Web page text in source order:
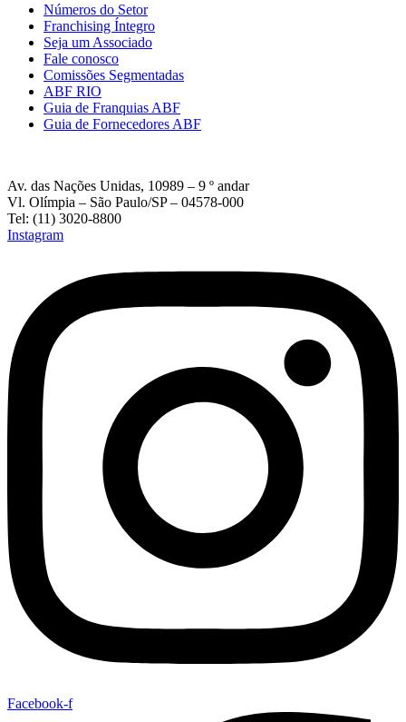
Números do Setor
Franchising Íntegro
Seja um Associado
Fale conosco
Comissões Segmentadas
ABF RIO
Guia de Franquias ABF
Guia de Fornecedores ABF
Av. das Nações Unidas, 10989 – 9 º andar
Vl. Olímpia – São Paulo/SP – 04578-000
Tel: (11) 3020-8800
Instagram
Facebook-f